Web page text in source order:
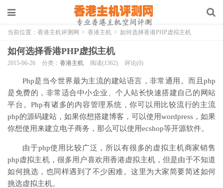
当前位置： 香港主机评测网 > 香港主机 > 如何选择香港PHP虚拟主机
如何选择香港PHP虚拟主机
2015-06-26 分类： 香港主机 阅读(1362) 评论(0)
Php是当今世界最为主流的建站语言，非常通用。而且php
是免费的，非常适合中小企业、个人站长快速搭建自己的网站
平台。Php有诸多的内容管理系统，你可以用比较流行的主流
php的源码建站，如果你想搭建博客，可以使用wordpress，如果
你想使用来建立电子商务，那么可以使用ecshop等开源软件。
由于php使用比较广泛，所以有很多的虚拟主机商家销售
php虚拟主机，很多用户喜欢用香港虚拟主机，但是由于不知道
如何挑选，也同样遇到了不少困难。这里为大家简要简述如何
挑选虚拟主机。